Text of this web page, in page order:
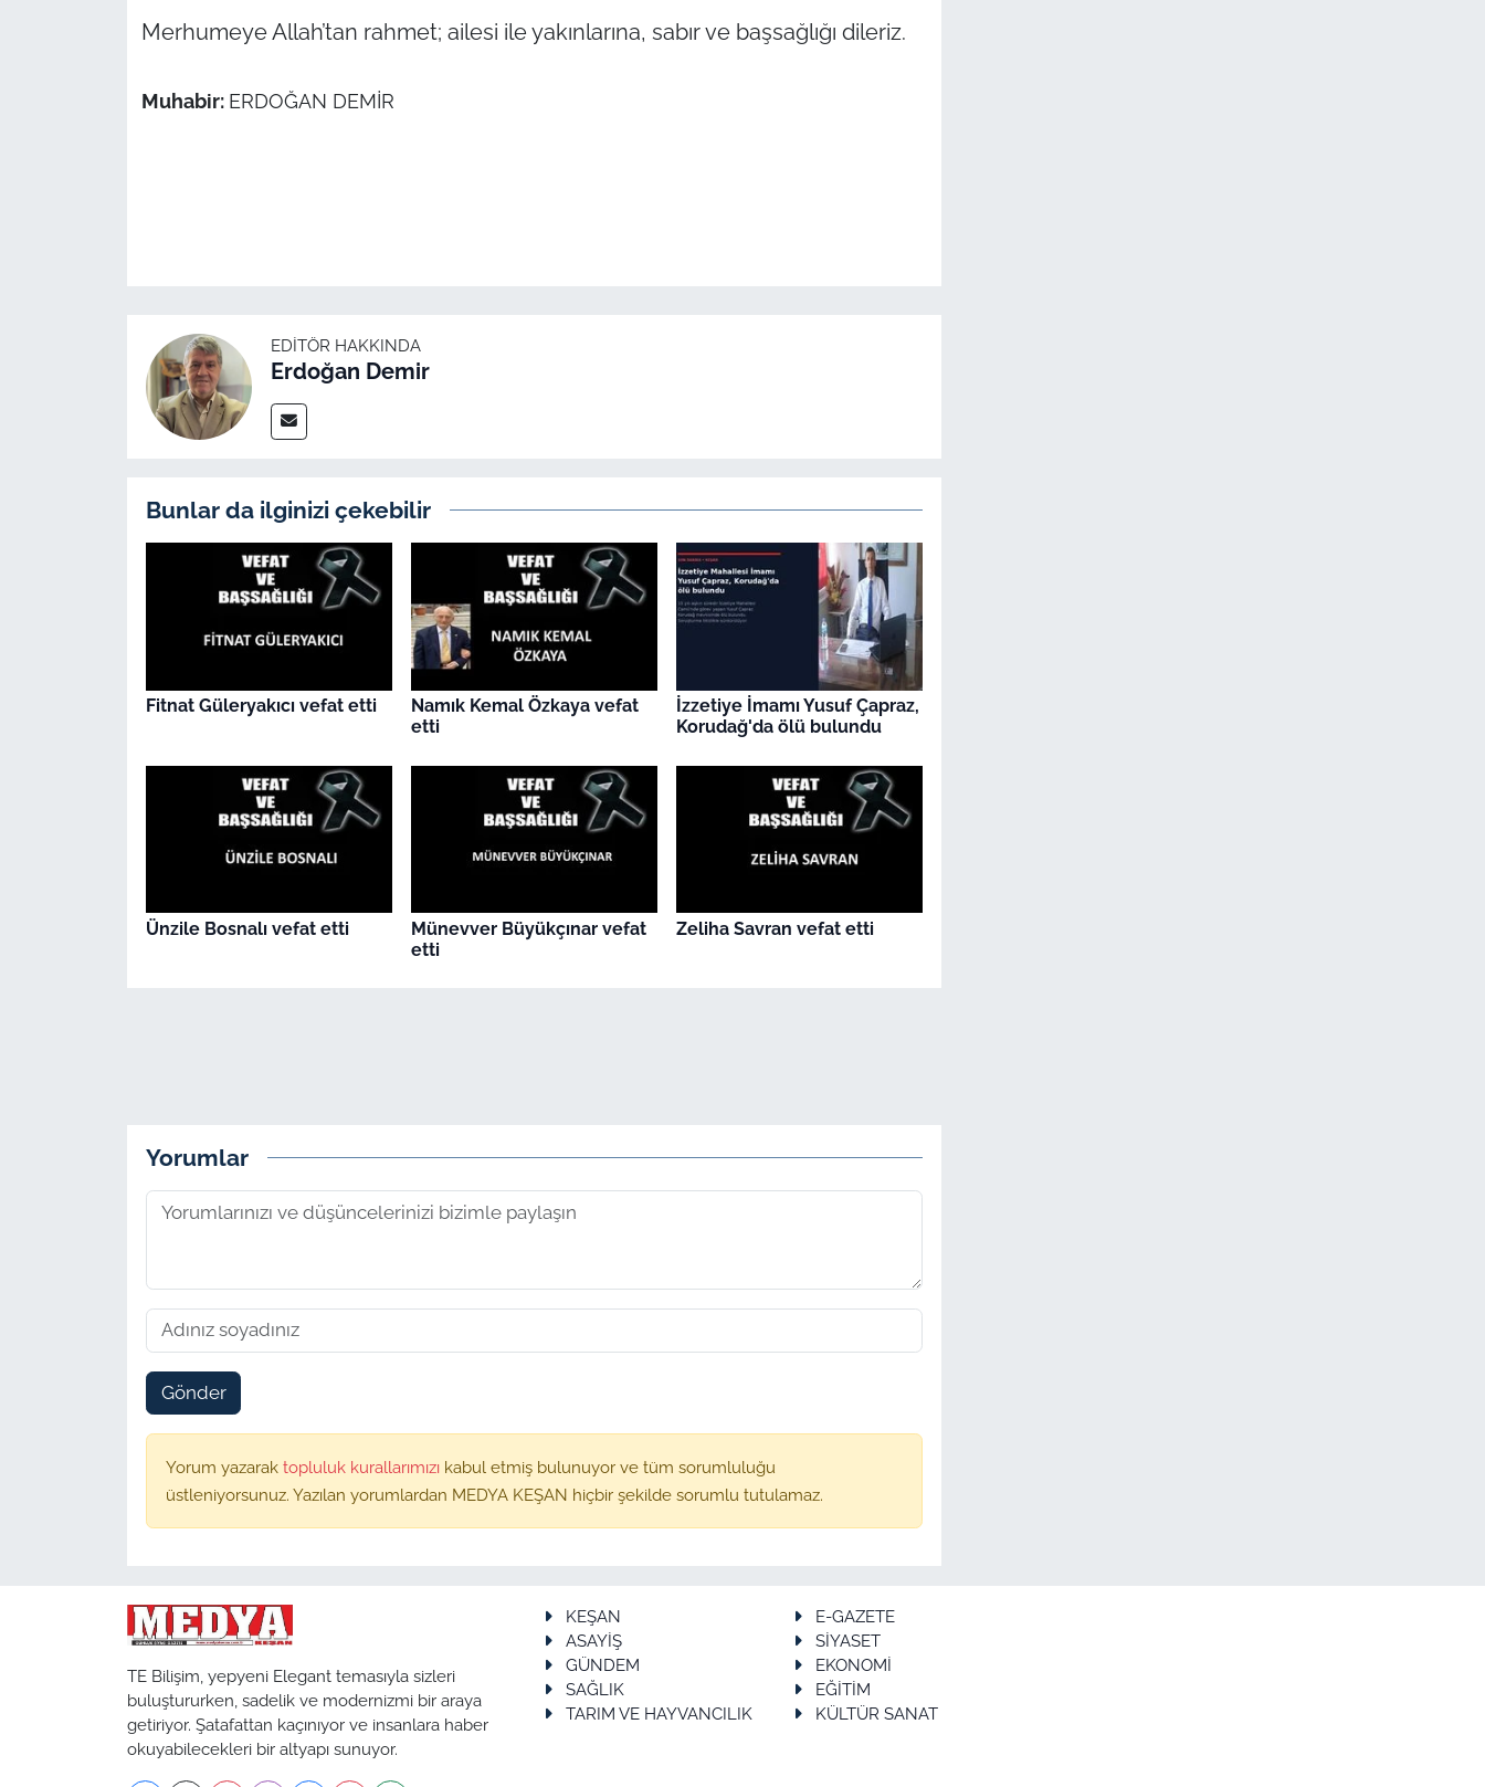
Merhumeye Allah’tan rahmet; ailesi ile yakınlarına, sabır ve başsağlığı dileriz.
Muhabir: ERDOĞAN DEMİR
EDITÖR HAKKINDA
Erdoğan Demir
Bunlar da ilginizi çekebilir
Fitnat Güleryakıcı vefat etti
Namık Kemal Özkaya vefat
etti
İzzetiye İmamı Yusuf Çapraz,
Korudağ'da ölü bulundu
Ünzile Bosnalı vefat etti
Münevver Büyükçınar vefat
etti
Zeliha Savran vefat etti
Yorumlar
Gönder
Yorum yazarak topluluk kurallarımızı kabul etmiş bulunuyor ve tüm sorumluluğu
üstleniyorsunuz. Yazılan yorumlardan MEDYA KEŞAN hiçbir şekilde sorumlu tutulamaz.
TE Bilişim, yepyeni Elegant temasıyla sizleri
buluştururken, sadelik ve modernizmi bir araya
getiriyor. Şatafattan kaçınıyor ve insanlara haber
okuyabilecekleri bir altyapı sunuyor.
KEŞAN
E-GAZETE
ASAYİŞ
SİYASET
GÜNDEM
EKONOMİ
SAĞLIK
EĞİTİM
TARIM VE HAYVANCILIK
KÜLTÜR SANAT
Bilim Teknoloji
English News
Gündem-Eğitim